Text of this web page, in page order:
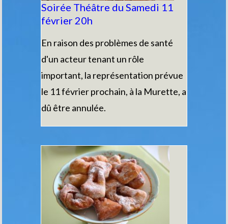
Soirée Théâtre du Samedi 11
février 20h
En raison des problèmes de santé
d'un acteur tenant un rôle
important, la représentation prévue
le 11 février prochain, à la Murette, a
dû être annulée.